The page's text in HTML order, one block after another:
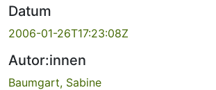
Datum
2006-01-26T17:23:08Z
Autor:innen
Baumgart, Sabine